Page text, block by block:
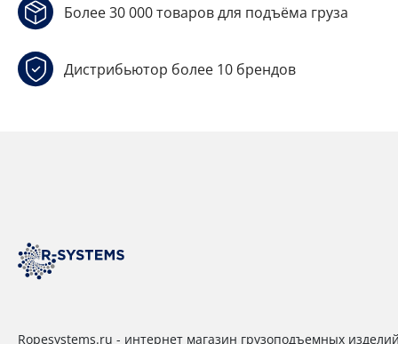
Более 30 000 товаров для подъёма груза
Дистрибьютор более 10 брендов
Ropesystems.ru - интернет магазин грузоподъемных